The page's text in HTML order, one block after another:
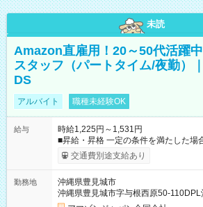
未読
Amazon直雇用！20～50代活躍
スタッフ（パートタイム/夜勤）
DS
アルバイト 職種未経験OK
給与
時給1,225円～1,531円
■昇給・昇格 一定の条件を満たした場
まで昇給の機会があります。 ■正社員登用制度あり ※月末締/翌
月25日支払い ※時間外手当、別途支
☆Amazon直雇用で安定して働けます！ 【試用期間】試用期間
あり 試用期間の長さ：1週間 雇用形態
交通費別途支給あり
勤務地
沖縄県豊見城市
沖縄県豊見城市字与根西原50-110DPL